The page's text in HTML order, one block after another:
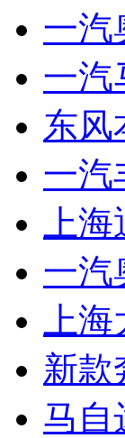
一汽
一汽
东风
一汽
上
一汽
上
新款
马自